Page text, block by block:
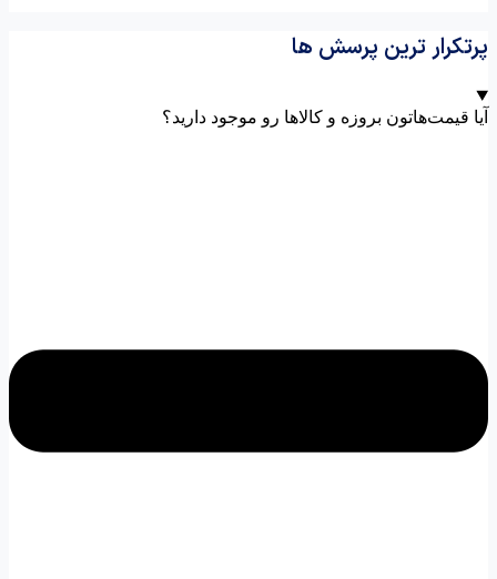
پرتکرار ترین پرسش ها
آیا قیمت‌هاتون بروزه و کالاها رو موجود دارید؟